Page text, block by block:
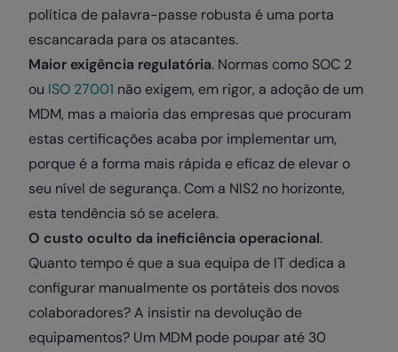
política de palavra-passe robusta é uma porta
escancarada para os atacantes.
Maior exigência regulatória. Normas como SOC 2
ou ISO 27001 não exigem, em rigor, a adoção de um
MDM, mas a maioria das empresas que procuram
estas certificações acaba por implementar um,
porque é a forma mais rápida e eficaz de elevar o
seu nível de segurança. Com a NIS2 no horizonte,
esta tendência só se acelera.
O custo oculto da ineficiência operacional.
Quanto tempo é que a sua equipa de IT dedica a
configurar manualmente os portáteis dos novos
colaboradores? A insistir na devolução de
equipamentos? Um MDM pode poupar até 30